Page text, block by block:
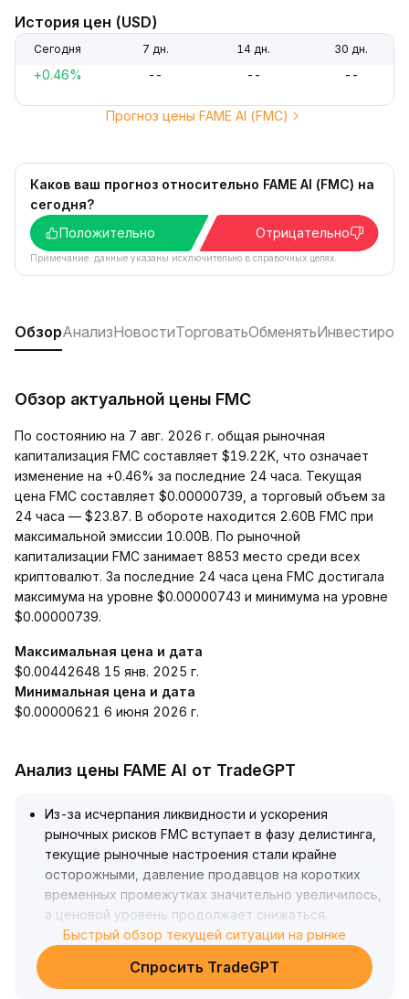
История цен (USD)
Сегодня 7 дн. 14 дн. 30 дн.
+0.46% -- -- --
Прогноз цены FAME AI (FMC)
Каков ваш прогноз относительно FAME AI (FMC) на
сегодня?
Положительно
Отрицательно
Примечание: данные указаны исключительно в справочных целях.
ОбзорАнализНовостиТорговатьОбменять
Обзор актуальной цены FMC
По состоянию на 7 авг. 2026 г. общая рыночная
капитализация FMC составляет $19.22K, что означает
изменение на +0.46% за последние 24 часа. Текущая
цена FMC составляет $0.00000739, а торговый объем за
24 часа — $23.87. В обороте находится 2.60B FMC при
максимальной эмиссии 10.00B. По рыночной
капитализации FMC занимает 8853 место среди всех
криптовалют. За последние 24 часа цена FMC достигала
максимума на уровне $0.00000743 и минимума на уровне
$0.00000739.
Максимальная цена и дата
$0.00442648 15 янв. 2025 г.
Минимальная цена и дата
$0.00000621 6 июня 2026 г.
Анализ цены FAME AI от TradeGPT
Из-за исчерпания ликвидности и ускорения
рыночных рисков FMC вступает в фазу делистинга,
текущие рыночные настроения стали крайне
осторожными, давление продавцов на коротких
временных промежутках значительно увеличилось,
а ценовой уровень продолжает снижаться
С технической точки зрения, старая зона
поддержки на низком уровне под угрозой утраты
эффективности, и если к дате окончания объем
Быстрый обзор текущей ситуации на рынке
Спросить TradeGPT